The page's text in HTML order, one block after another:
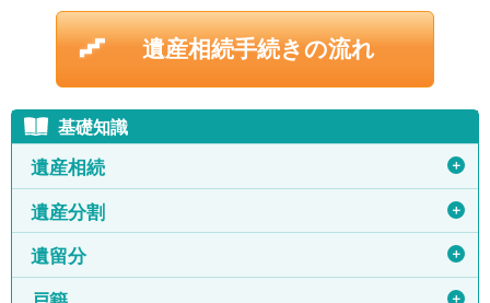
遺産相続手続きの流れ
基礎知識
遺産相続 ＋
遺産分割 ＋
遺留分 ＋
＋